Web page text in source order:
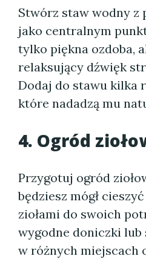
Stwórz staw wodny z
jako centralnym
tylko piękna ozdoba,
relaksujący dźwięk
Dodaj do stawu kilka
które nadadzą mu
4. Ogród
Przygotuj ogród
będziesz mógł
ziołami do swoich
wygodne doniczki lub
w różnych miejscach